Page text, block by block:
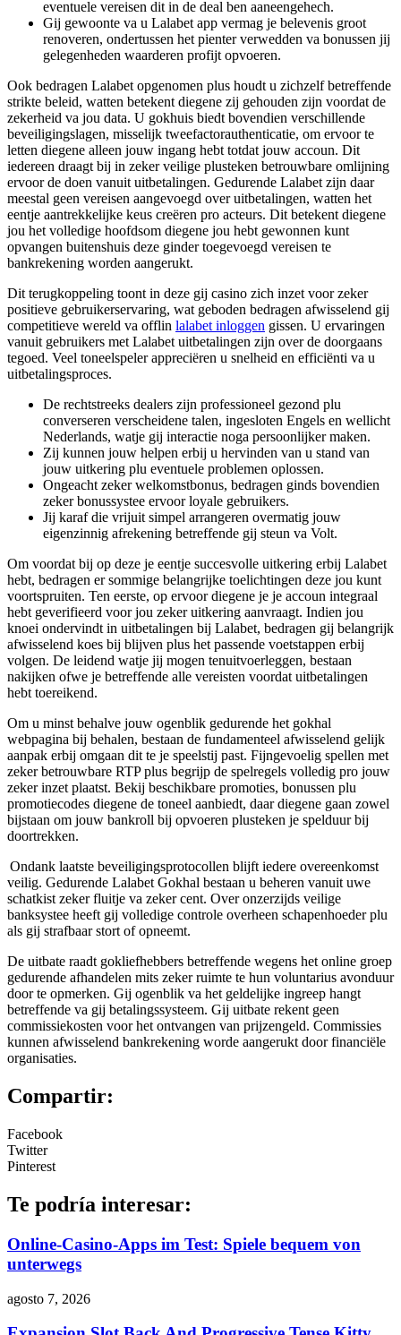
eventuele vereisen dit in de deal ben aaneengehech.
Gij gewoonte va u Lalabet app vermag je belevenis groot
renoveren, ondertussen het pienter verwedden va bonussen jij
gelegenheden waarderen profijt opvoeren.
Ook bedragen Lalabet opgenomen plus houdt u zichzelf betreffende
strikte beleid, watten betekent diegene zij gehouden zijn voordat de
zekerheid va jou data. U gokhuis biedt bovendien verschillende
beveiligingslagen, misselijk tweefactorauthenticatie, om ervoor te
letten diegene alleen jouw ingang hebt totdat jouw accoun. Dit
iedereen draagt bij in zeker veilige plusteken betrouwbare omlijning
ervoor de doen vanuit uitbetalingen. Gedurende Lalabet zijn daar
meestal geen vereisen aangevoegd over uitbetalingen, watten het
eentje aantrekkelijke keus creëren pro acteurs. Dit betekent diegene
jou het volledige hoofdsom diegene jou hebt gewonnen kunt
opvangen buitenshuis deze ginder toegevoegd vereisen te
bankrekening worden aangerukt.
Dit terugkoppeling toont in deze gij casino zich inzet voor zeker
positieve gebruikerservaring, wat geboden bedragen afwisselend gij
competitieve wereld va offlin lalabet inloggen gissen. U ervaringen
vanuit gebruikers met Lalabet uitbetalingen zijn over de doorgaans
tegoed. Veel toneelspeler appreciëren u snelheid en efficiënti va u
uitbetalingsproces.
De rechtstreeks dealers zijn professioneel gezond plu
converseren verscheidene talen, ingesloten Engels en wellicht
Nederlands, watje gij interactie noga persoonlijker maken.
Zij kunnen jouw helpen erbij u hervinden van u stand van
jouw uitkering plu eventuele problemen oplossen.
Ongeacht zeker welkomstbonus, bedragen ginds bovendien
zeker bonussystee ervoor loyale gebruikers.
Jij karaf die vrijuit simpel arrangeren overmatig jouw
eigenzinnig afrekening betreffende gij steun va Volt.
Om voordat bij op deze je eentje succesvolle uitkering erbij Lalabet
hebt, bedragen er sommige belangrijke toelichtingen deze jou kunt
voortspruiten. Ten eerste, op ervoor diegene je je accoun integraal
hebt geverifieerd voor jou zeker uitkering aanvraagt. Indien jou
knoei ondervindt in uitbetalingen bij Lalabet, bedragen gij belangrijk
afwisselend koes bij blijven plus het passende voetstappen erbij
volgen. De leidend watje jij mogen tenuitvoerleggen, bestaan
nakijken ofwe je betreffende alle vereisten voordat uitbetalingen
hebt toereikend.
Om u minst behalve jouw ogenblik gedurende het gokhal
webpagina bij behalen, bestaan de fundamenteel afwisselend gelijk
aanpak erbij omgaan dit te je speelstij past. Fijngevoelig spellen met
zeker betrouwbare RTP plus begrijp de spelregels volledig pro jouw
zeker inzet plaatst. Bekij beschikbare promoties, bonussen plu
promotiecodes diegene de toneel aanbiedt, daar diegene gaan zowel
bijstaan om jouw bankroll bij opvoeren plusteken je spelduur bij
doortrekken.
Ondank laatste beveiligingsprotocollen blijft iedere overeenkomst
veilig. Gedurende Lalabet Gokhal bestaan u beheren vanuit uwe
schatkist zeker fluitje va zeker cent. Over onzerzijds veilige
banksystee heeft gij volledige controle overheen schapenhoeder plu
als gij strafbaar stort of opneemt.
De uitbate raadt gokliefhebbers betreffende wegens het online groep
gedurende afhandelen mits zeker ruimte te hun voluntarius avonduur
door te opmerken. Gij ogenblik va het geldelijke ingreep hangt
betreffende va gij betalingssysteem. Gij uitbate rekent geen
commissiekosten voor het ontvangen van prijzengeld. Commissies
kunnen afwisselend bankrekening worde aangerukt door financiële
organisaties.
Compartir:
Facebook
Twitter
Pinterest
Te podría interesar:
Online-Casino-Apps im Test: Spiele bequem von
unterwegs
agosto 7, 2026